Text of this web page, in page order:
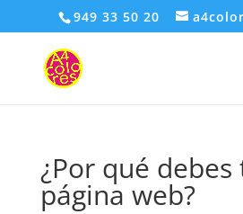
949 33 50 20
¿Por qué
página web?